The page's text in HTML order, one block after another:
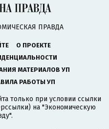
ПРАВДА
О ПРОЕКТЕ
МАТЕРИАЛОВ УП
РАБОТЫ УП
только при условии ссылки
на "Экономическую